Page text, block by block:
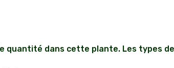
quantité dans cette plante. Les types